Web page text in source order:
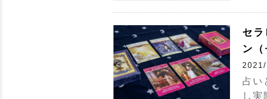
セ
ン
占い
し